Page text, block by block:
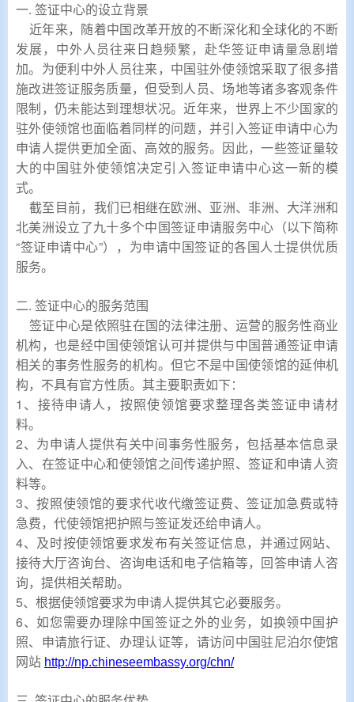
一. 签证中心的设立背景
近年来，随着中国改革开放的不断深化和全球化的不断
发展，中外人员往来日趋频繁，赴华签证申请量急剧增
加。为便利中外人员往来，中国驻外使领馆采取了很多措
施改进签证服务质量，但受到人员、场地等诸多客观条件
限制，仍未能达到理想状况。近年来，世界上不少国家的
驻外使领馆也面临着同样的问题，并引入签证申请中心为
申请人提供更加全面、高效的服务。因此，一些签证量较
大的中国驻外使领馆决定引入签证申请中心这一新的模
式。
截至目前，我们已相继在欧洲、亚洲、非洲、大洋洲和
北美洲设立了九十多个中国签证申请服务中心（以下简称
“签证申请中心”），为申请中国签证的各国人士提供优质
服务。
二. 签证中心的服务范围
签证中心是依照驻在国的法律注册、运营的服务性商业
机构，也是经中国使领馆认可并提供与中国普通签证申请
相关的事务性服务的机构。但它不是中国使领馆的延伸机
构，不具有官方性质。其主要职责如下：
1、接待申请人，按照使领馆要求整理各类签证申请材
料。
2、为申请人提供有关中间事务性服务，包括基本信息录
入、在签证中心和使领馆之间传递护照、签证和申请人资
料等。
3、按照使领馆的要求代收代缴签证费、签证加急费或特
急费，代使领馆把护照与签证发还给申请人。
4、及时按使领馆要求发布有关签证信息，并通过网站、
接待大厅咨询台、咨询电话和电子信箱等，回答申请人咨
询，提供相关帮助。
5、根据使领馆要求为申请人提供其它必要服务。
6、如您需要办理除中国签证之外的业务，如换领中国护
照、申请旅行证、办理认证等，请访问中国驻尼泊尔使馆
网站 http://np.chineseembassy.org/chn/